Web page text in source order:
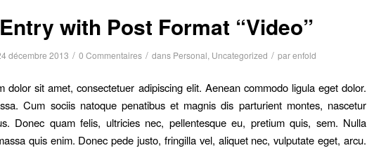
Entry with Post Format “Video”
décembre 2013 / 0 Commentaires / dans Personal, Uncategorized / parenfold
dolor sit amet, consectetuer adipiscing elit. Aenean commodo ligula eget dolor.
Cum sociis natoque penatibus et magnis dis parturient montes, nascetur
Donec quam felis, ultricies nec, pellentesque eu, pretium quis, sem. Nulla
quis enim. Donec pede justo, fringilla vel, aliquet nec, vulputate eget, arcu.